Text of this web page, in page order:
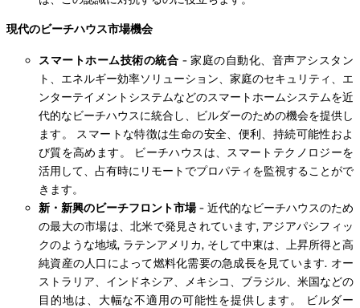
現代のビーチハウス市場機会
スマートホーム技術の統合 - 家庭の自動化、音声アシスタン
ト、エネルギー効率ソリューション、家庭のセキュリティ、エ
ンターテイメントシステムなどのスマートホームシステムを近
代的なビーチハウスに統合し、ビルダーのための機会を提供し
ます。 スマートな特徴は生命の安全、便利、持続可能性およ
び質を高めます。 ビーチハウスは、スマートテクノロジーを
活用して、占有時にリモートでプロパティを監視することがで
きます。
新・新興のビーチフロント市場- 近代的なビーチハウスのため
の最大の市場は、北米で発見されています, アジアパシフィッ
クのような地域, ラテンアメリカ, そして中東は、上昇所得と高
純資産の人口によって燃料化需要の急成長を見ています. オー
ストラリア、インドネシア、メキシコ、ブラジル、米国などの
目的地は、大幅な不適用の可能性を提供します。 ビルダー